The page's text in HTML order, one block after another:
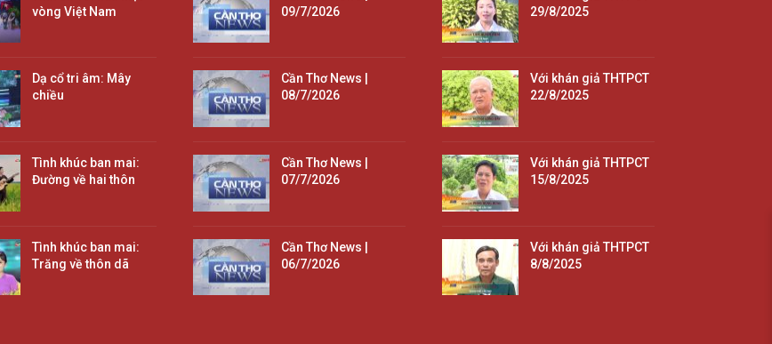
vòng Việt Nam
Dạ cổ tri âm: Mây
chiều
Tình khúc ban mai:
Đường về hai thôn
Tình khúc ban mai:
Trăng về thôn dã
09/7/2026
Cần Thơ News |
08/7/2026
Cần Thơ News |
07/7/2026
Cần Thơ News |
06/7/2026
29/8/2025
Với khán giả THTPCT
22/8/2025
Với khán giả THTPCT
15/8/2025
Với khán giả THTPCT
8/8/2025